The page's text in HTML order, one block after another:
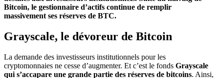
Bitcoin, le gestionnaire d’actifs continue de remplir
massivement ses réserves de BTC.
Grayscale, le dévoreur de Bitcoin
La demande des investisseurs institutionnels pour les
cryptomonnaies ne cesse d’augmenter. Et c’est le fonds Grayscale
qui s’accapare une grande partie des réserves de bitcoins. Ainsi,